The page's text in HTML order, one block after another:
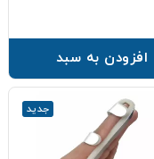
افزودن به سبد
جدید